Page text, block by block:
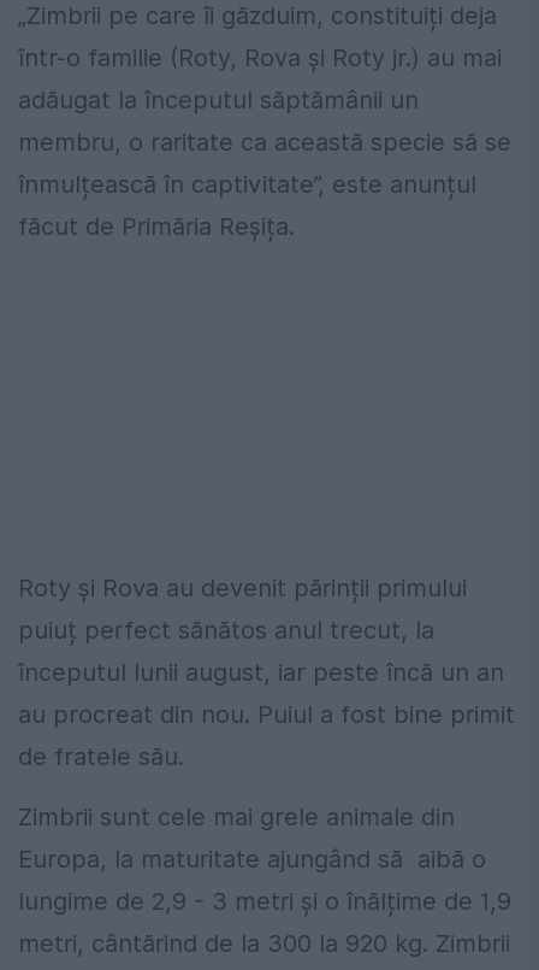
„Zimbrii pe care îi găzduim, constituiți deja
într-o familie (Roty, Rova și Roty jr.) au mai
adăugat la începutul săptămânii un
membru, o raritate ca această specie să se
înmulțească în captivitate”, este anunțul
făcut de Primăria Reșița.
Roty și Rova au devenit părinții primului
puiuț perfect sănătos anul trecut, la
începutul lunii august, iar peste încă un an
au procreat din nou. Puiul a fost bine primit
de fratele său.
Zimbrii sunt cele mai grele animale din
Europa, la maturitate ajungând să aibă o
lungime de 2,9 - 3 metri și o înălțime de 1,9
metri, cântărind de la 300 la 920 kg. Zimbrii